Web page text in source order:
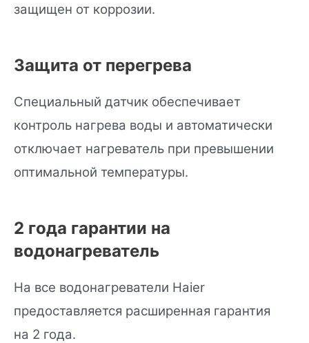
защищен от коррозии.
Защита от перегрева
Специальный датчик обеспечивает
контроль нагрева воды и автоматически
отключает нагреватель при превышении
оптимальной температуры.
2 года гарантии на
водонагреватель
На все водонагреватели Haier
предоставляется расширенная гарантия
на 2 года.